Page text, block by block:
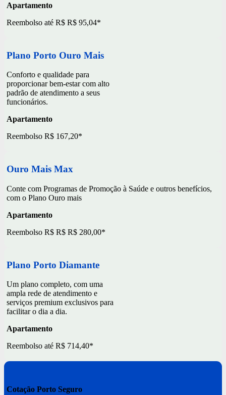
Apartamento
Reembolso até R$ R$ 95,04*
Plano Porto Ouro Mais
Conforto e qualidade para
proporcionar bem-estar com alto
padrão de atendimento a seus
funcionários.
Apartamento
Reembolso R$ 167,20*
Ouro Mais Max
Conte com Programas de Promoção à Saúde e outros benefícios,
com o Plano Ouro mais
Apartamento
Reembolso R$ R$ R$ 280,00*
Plano Porto Diamante
Um plano completo, com uma
ampla rede de atendimento e
serviços premium exclusivos para
facilitar o dia a dia.
Apartamento
Reembolso até R$ 714,40*
Cotação Porto Seguro